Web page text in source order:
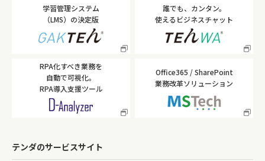
学習管理システム
（LMS）の決定版
誰でも、カンタン。
使えるビジネスチャット
RPA化すべき業務を
自動で可視化。
RPA導入支援ツール
Office365 / SharePoint
業務改革ソリューション
テンダのサービスサイト